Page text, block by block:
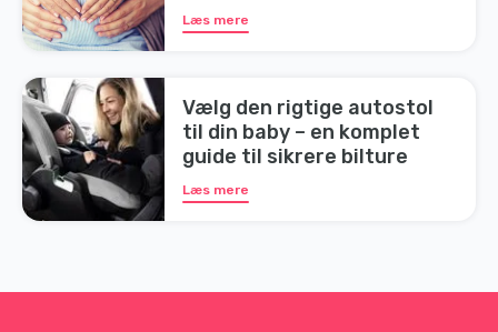
Læs mere
Vælg den rigtige autostol
til din baby – en komplet
guide til sikrere bilture
Læs mere